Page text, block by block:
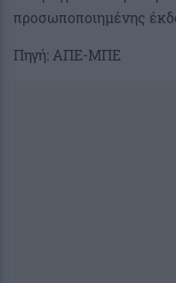
προσωποποιημένης
Πηγή: ΑΠΕ-ΜΠΕ